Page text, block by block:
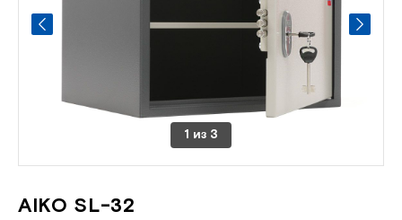
1 из 3
AIKO SL-32